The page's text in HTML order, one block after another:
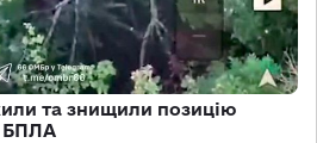
та знищили позицію
БПЛА